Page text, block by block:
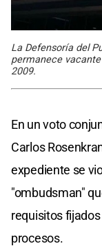
La Defensoría del
permanece
2009.
En un voto
Carlos
expediente se
"ombudsman"
requisitos
procesos.